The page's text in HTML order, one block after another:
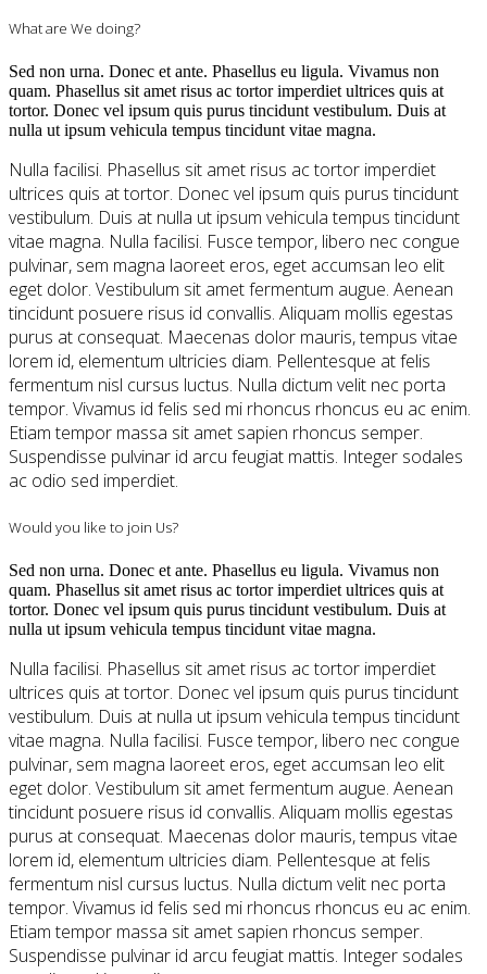
What are We doing?
Sed non urna. Donec et ante. Phasellus eu ligula. Vivamus non
quam. Phasellus sit amet risus ac tortor imperdiet ultrices quis at
tortor. Donec vel ipsum quis purus tincidunt vestibulum. Duis at
nulla ut ipsum vehicula tempus tincidunt vitae magna.
Nulla facilisi. Phasellus sit amet risus ac tortor imperdiet
ultrices quis at tortor. Donec vel ipsum quis purus tincidunt
vestibulum. Duis at nulla ut ipsum vehicula tempus tincidunt
vitae magna. Nulla facilisi. Fusce tempor, libero nec congue
pulvinar, sem magna laoreet eros, eget accumsan leo elit
eget dolor. Vestibulum sit amet fermentum augue. Aenean
tincidunt posuere risus id convallis. Aliquam mollis egestas
purus at consequat. Maecenas dolor mauris, tempus vitae
lorem id, elementum ultricies diam. Pellentesque at felis
fermentum nisl cursus luctus. Nulla dictum velit nec porta
tempor. Vivamus id felis sed mi rhoncus rhoncus eu ac enim.
Etiam tempor massa sit amet sapien rhoncus semper.
Suspendisse pulvinar id arcu feugiat mattis. Integer sodales
ac odio sed imperdiet.
Would you like to join Us?
Sed non urna. Donec et ante. Phasellus eu ligula. Vivamus non
quam. Phasellus sit amet risus ac tortor imperdiet ultrices quis at
tortor. Donec vel ipsum quis purus tincidunt vestibulum. Duis at
nulla ut ipsum vehicula tempus tincidunt vitae magna.
Nulla facilisi. Phasellus sit amet risus ac tortor imperdiet
ultrices quis at tortor. Donec vel ipsum quis purus tincidunt
vestibulum. Duis at nulla ut ipsum vehicula tempus tincidunt
vitae magna. Nulla facilisi. Fusce tempor, libero nec congue
pulvinar, sem magna laoreet eros, eget accumsan leo elit
eget dolor. Vestibulum sit amet fermentum augue. Aenean
tincidunt posuere risus id convallis. Aliquam mollis egestas
purus at consequat. Maecenas dolor mauris, tempus vitae
lorem id, elementum ultricies diam. Pellentesque at felis
fermentum nisl cursus luctus. Nulla dictum velit nec porta
tempor. Vivamus id felis sed mi rhoncus rhoncus eu ac enim.
Etiam tempor massa sit amet sapien rhoncus semper.
Suspendisse pulvinar id arcu feugiat mattis. Integer sodales